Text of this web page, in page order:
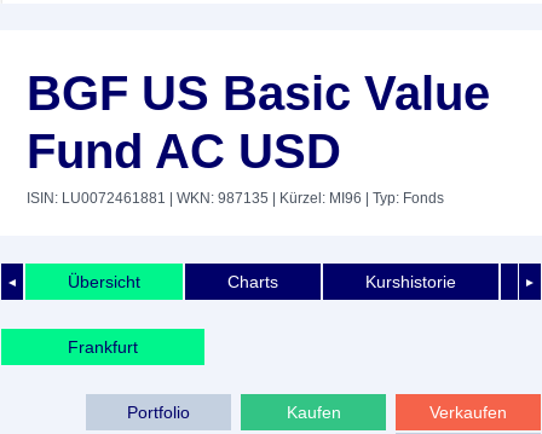
BGF US Basic Value
Fund AC USD
ISIN: LU0072461881 | WKN: 987135 | Kürzel: MI96 | Typ: Fonds
◄ ►
Übersicht Charts Kurshistorie
Frankfurt
Verkaufen
Kaufen
Portfolio